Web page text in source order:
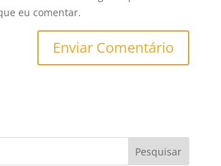
eu comentar.